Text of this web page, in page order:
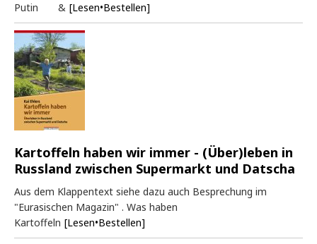
Putin & [Lesen•Bestellen]
Kartoffeln haben wir immer - (Über)leben in
Russland zwischen Supermarkt und Datscha
Aus dem Klappentext siehe dazu auch Besprechung im
"Eurasischen Magazin" . Was haben
Kartoffeln [Lesen•Bestellen]